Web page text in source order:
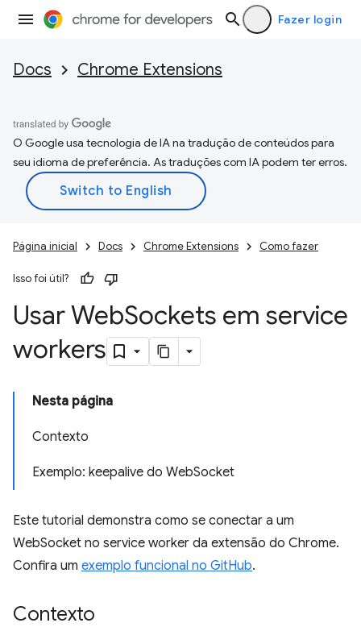
Fazer login
Docs Chrome Extensions
O Google usa tecnologia de IA na tradução de conteúdos para
seu idioma de preferência. As traduções com IA podem ter erros.
Página inicial Docs Chrome Extensions Como fazer
Isso foi útil?
Usar WebSockets em service
workers
Nesta página
Contexto
Exemplo: keepalive do WebSocket
Este tutorial demonstra como se conectar a um
WebSocket no service worker da extensão do Chrome.
Confira um exemplo funcional no GitHub.
Contexto